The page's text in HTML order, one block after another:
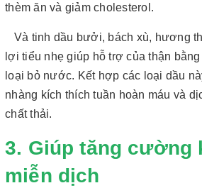
thèm ăn và giảm cholesterol.
Và tinh dầu bưởi, bách xù, hương
lợi tiểu nhẹ giúp hỗ trợ của thận
loại bỏ nước. Kết hợp các loại dầu
nhàng kích thích tuần hoàn máu và
chất thải.
3. Giúp tăng cường
miễn dịch